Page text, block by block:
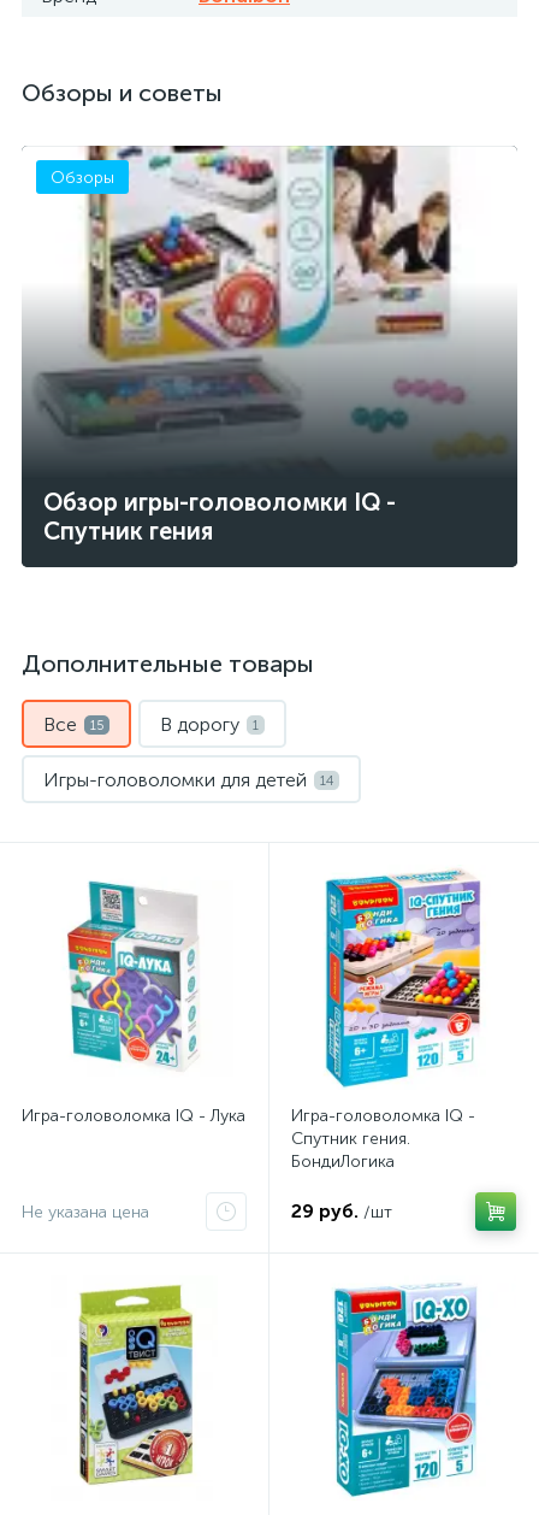
Обзоры и советы
Обзор игры-головоломки IQ -
Спутник гения
Обзоры
Дополнительные товары
Все 15 В дорогу 1
Игры-головоломки для детей 14
Игра-головоломка IQ - Лука
Не указана цена
Игра-головоломка IQ -
Спутник гения.
БондиЛогика
29 руб. /шт